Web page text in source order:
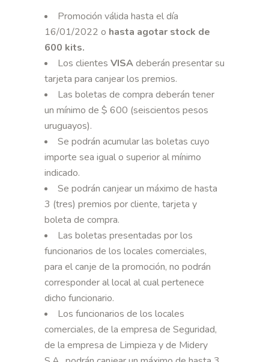
Promoción válida hasta el día
16/01/2022 o hasta agotar stock de
600 kits.
Los clientes VISAdeberán presentar su
tarjeta para canjear los premios.
Las boletas de compra deberán tener
un mínimo de $ 600 (seiscientos pesos
uruguayos).
Se podrán acumular las boletas cuyo
importe sea igual o superior al mínimo
indicado.
Se podrán canjear un máximo de hasta
3 (tres) premios por cliente, tarjeta y
boleta de compra.
Las boletas presentadas por los
funcionarios de los locales comerciales,
para el canje de la promoción, no podrán
corresponder al local al cual pertenece
dicho funcionario.
Los funcionarios de los locales
comerciales, de la empresa de Seguridad,
de la empresa de Limpieza y de Midery